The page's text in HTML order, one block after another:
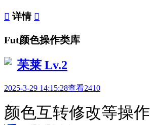
 详情 
Fut颜色操作类库
苿莱 Lv.2
2025-3-29 14:15:28查看2410
颜色互转修改等操作